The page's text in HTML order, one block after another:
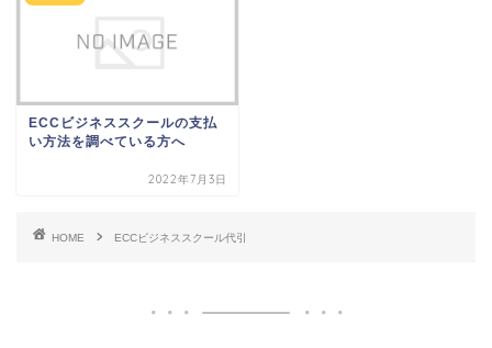
ECCビジネススクールの支払
い方法を調べている方へ
2022年7月3日
HOME ECCビジネススクール代引